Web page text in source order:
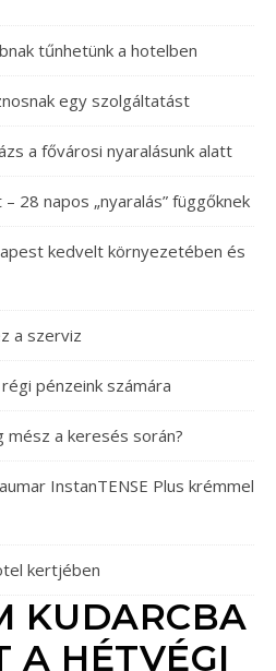
tűnhetünk a hotelben
egy szolgáltatást
a fővárosi nyaralásunk alatt
28 napos „nyaralás” függőknek
kedvelt környezetében és
a szerviz
pénzeink számára
mész a keresés során?
InstanTENSE Plus krémmel
kertjében
KUDARCBA
A HÉTVÉGI